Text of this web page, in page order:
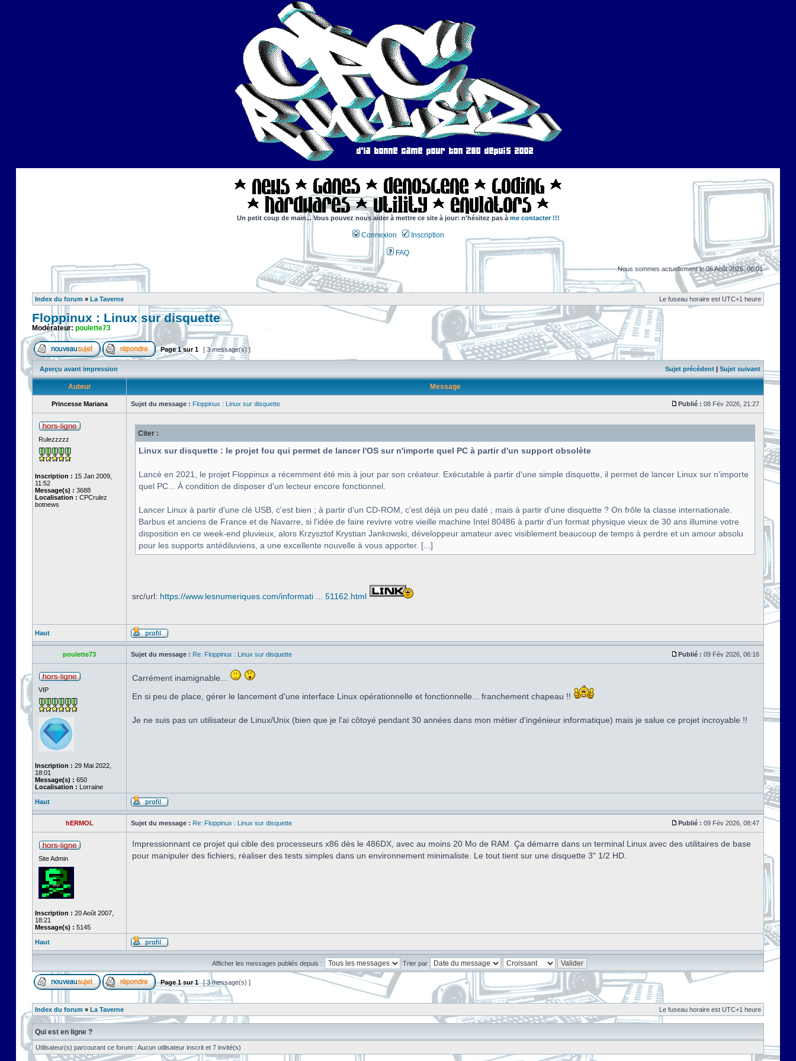
Un petit coup de main... Vous pouvez nous aider à mettre ce site à jour: n'hésitez pas à me contacter !!!
Connexion Inscription
FAQ
Nous sommes actuellement le 06 Août 2026, 06:01
Index du forum » La Taverne Le fuseau horaire est UTC+1 heure
Floppinux : Linux sur disquette
Modérateur: poulette73
Page1sur1 [ 3 message(s) ]
Aperçu avant impression Sujet précédent | Sujet suivant
Auteur Message
Princesse Mariana Sujet du message : Floppinux : Linux sur disquette Publié : 08 Fév 2026, 21:27
Rulezzzzz
Inscription : 15 Jan 2009,
11:52
Message(s) : 3688
Localisation : CPCrulez
botnews
Citer :
Linux sur disquette : le projet fou qui permet de lancer l'OS sur n'importe quel PC à partir d'un support obsolète
Lancé en 2021, le projet Floppinux a récemment été mis à jour par son créateur. Exécutable à partir d'une simple disquette, il permet de lancer Linux sur n'importe
quel PC... À condition de disposer d'un lecteur encore fonctionnel.
Lancer Linux à partir d'une clé USB, c'est bien ; à partir d'un CD-ROM, c'est déjà un peu daté ; mais à partir d'une disquette ? On frôle la classe internationale.
Barbus et anciens de France et de Navarre, si l'idée de faire revivre votre vieille machine Intel 80486 à partir d'un format physique vieux de 30 ans illumine votre
disposition en ce week-end pluvieux, alors Krzysztof Krystian Jankowski, développeur amateur avec visiblement beaucoup de temps à perdre et un amour absolu
pour les supports antédiluviens, a une excellente nouvelle à vous apporter. [...]
src/url: https://www.lesnumeriques.com/informati ... 51162.html
Haut
poulette73 Sujet du message : Re: Floppinux : Linux sur disquette Publié : 09 Fév 2026, 06:16
VIP
Inscription : 29 Mai 2022,
18:01
Message(s) : 650
Localisation : Lorraine
Carrément inamignable...
En si peu de place, gérer le lancement d'une interface Linux opérationnelle et fonctionnelle... franchement chapeau !!
Je ne suis pas un utilisateur de Linux/Unix (bien que je l'ai côtoyé pendant 30 années dans mon métier d'ingénieur informatique) mais je salue ce projet incroyable !!
Haut
hERMOL Sujet du message : Re: Floppinux : Linux sur disquette Publié : 09 Fév 2026, 08:47
Site Admin
Inscription : 20 Août 2007,
18:21
Message(s) : 5145
Impressionnant ce projet qui cible des processeurs x86 dès le 486DX, avec au moins 20 Mo de RAM. Ça démarre dans un terminal Linux avec des utilitaires de base
pour manipuler des fichiers, réaliser des tests simples dans un environnement minimaliste. Le tout tient sur une disquette 3" 1/2 HD.
Haut
Afficher les messages publiés depuis : Trier par
Page1sur1 [ 3 message(s) ]
Index du forum » La Taverne Le fuseau horaire est UTC+1 heure
Qui est en ligne ?
Utilisateur(s) parcourant ce forum : Aucun utilisateur inscrit et 7 invité(s)